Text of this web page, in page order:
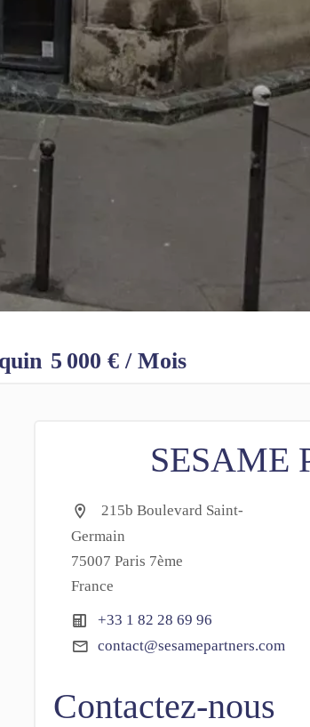
5 000 € / Mois
SESAME
215b Boulevard Saint-
Germain
75007 Paris 7ème
France
+33 1 82 28 69 96
contact@sesamepartners.com
Contactez-nous